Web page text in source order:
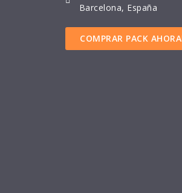
Barcelona, España
COMPRAR PACK AHORA